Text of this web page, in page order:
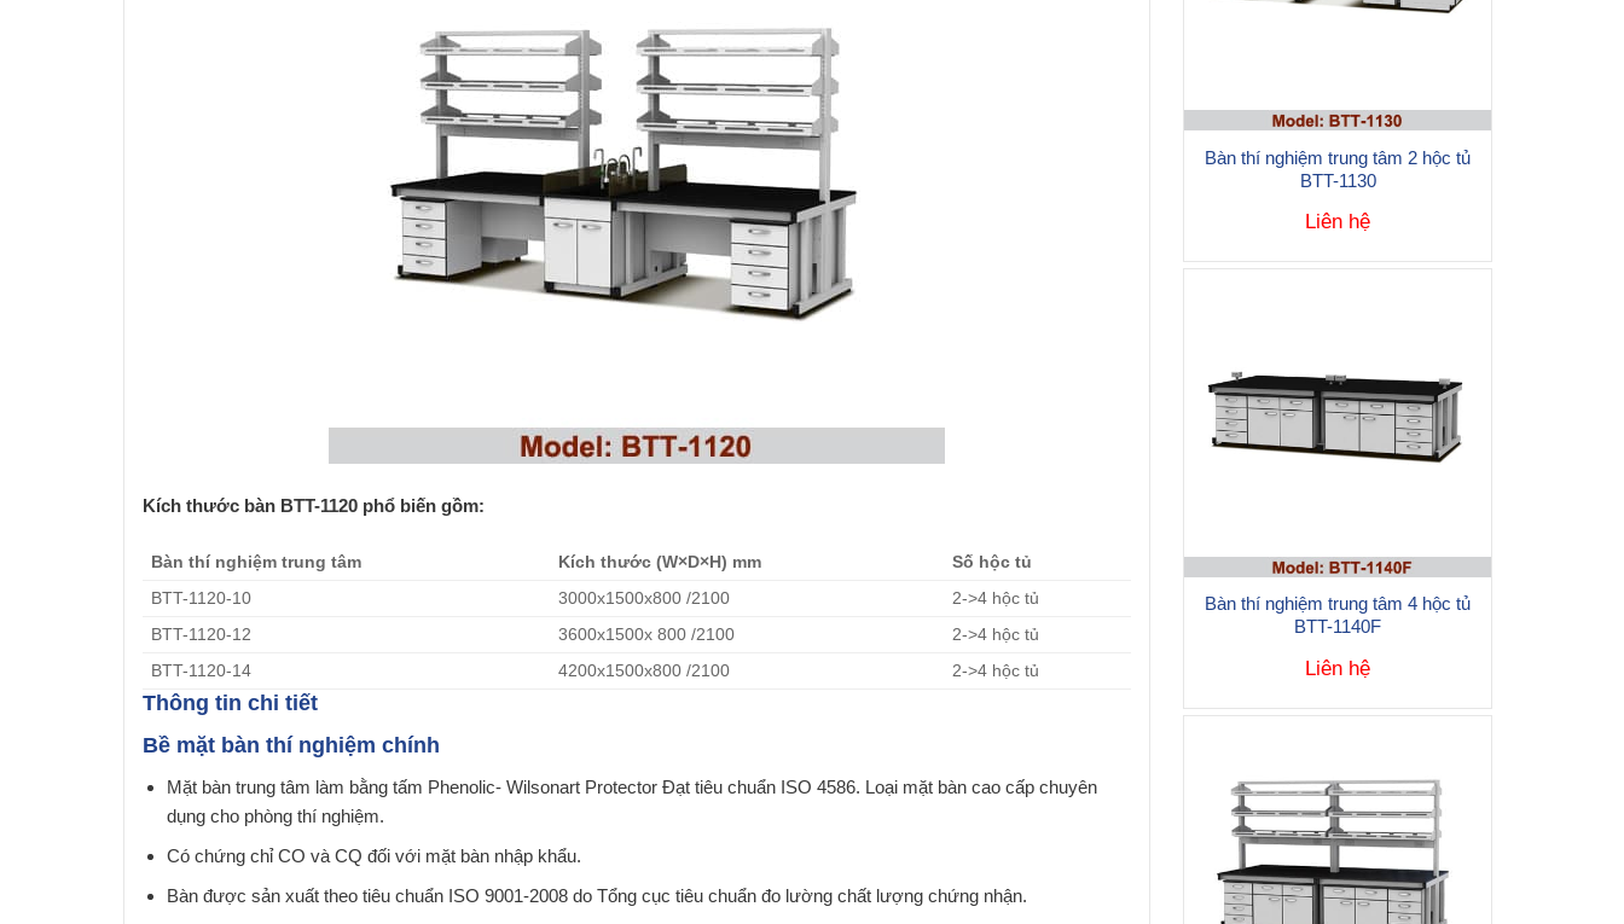
Kích thước bàn BTT-1120 phổ biến gồm:
Bàn thí nghiệm trung tâm Kích thước (W×D×H) mm
Số hộc tủ
BTT-1120-10
3000x1500x800 /2100
2->4 hộc tủ
BTT-1120-12
3600x1500x 800 /2100
2->4 hộc tủ
BTT-1120-14
4200x1500x800 /2100 2->4 hộc tủ
Thông tin chi tiết
Bề mặt bàn thí nghiệm chính
Mặt bàn trung tâm làm bằng tấm Phenolic- Wilsonart Protector Đạt tiêu chuẩn ISO 4586. Loại mặt bàn cao cấp chuyên
dụng cho phòng thí nghiệm.
Có chứng chỉ CO và CQ đối với mặt bàn nhập khẩu.
Bàn được sản xuất theo tiêu chuẩn ISO 9001-2008 do Tổng cục tiêu chuẩn đo lường chất lượng chứng nhận.
Bàn thí nghiệm trung tâm 2 hộc tủ
BTT-1130
Liên hệ
Bàn thí nghiệm trung tâm 4 hộc tủ
BTT-1140F
Liên hệ